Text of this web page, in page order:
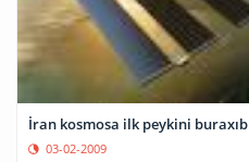
İran kosmosa ilk peykini buraxıb
03-02-2009